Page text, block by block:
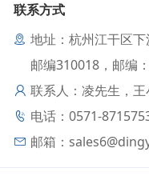
联系方式
地址：杭州江干区
邮编310018，邮编
联系人：凌先生，
电话：0571-
邮箱：